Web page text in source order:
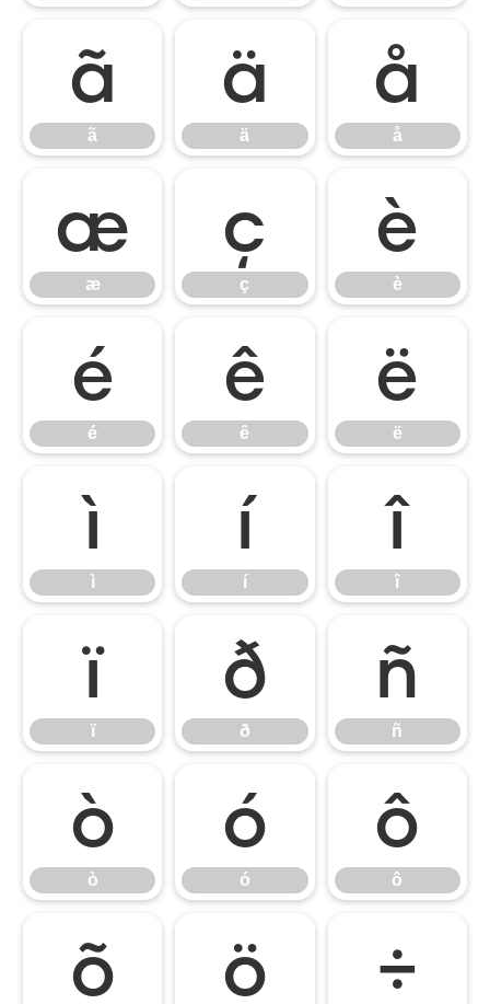
ã
ã
ä
ä
å
å
æ
æ
ç
ç
è
è
é
é
ê
ê
ë
ë
ì
ì
í
í
î
î
ï
ï
ð
ð
ñ
ñ
ò
ò
ó
ó
ô
ô
õ ö ÷